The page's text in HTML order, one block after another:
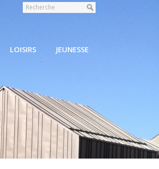
LOISIRS JEUNESSE